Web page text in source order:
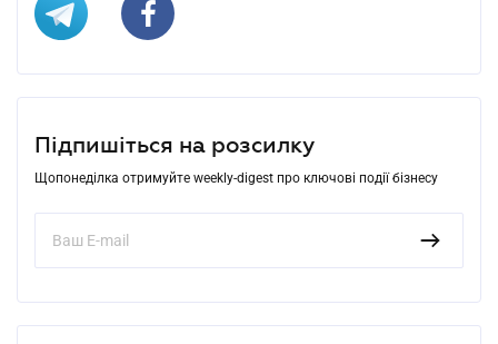
Підпишіться на розсилку
Щопонеділка отримуйте weekly-digest про ключові події бізнесу